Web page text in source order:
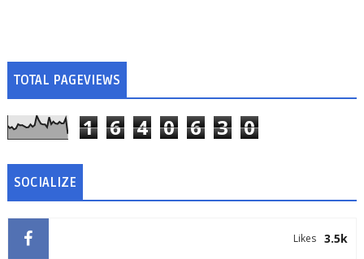
TOTAL PAGEVIEWS
1 6 4 0 6 3 0
SOCIALIZE
3.5k
Likes